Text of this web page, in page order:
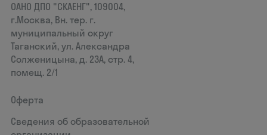
ОАНО ДПО "СКАЕНГ", 109004,
г.Москва, Вн. тер. г.
муниципальный округ
Таганский, ул. Александра
Солженицына, д. 23А, стр. 4,
помещ. 2/1
Оферта
Сведения об образовательной